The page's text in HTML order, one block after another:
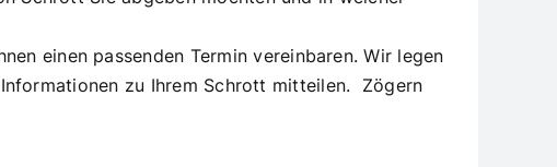
einen passenden Termin vereinbaren. Wir legen
zu Ihrem Schrott mitteilen. Zögern